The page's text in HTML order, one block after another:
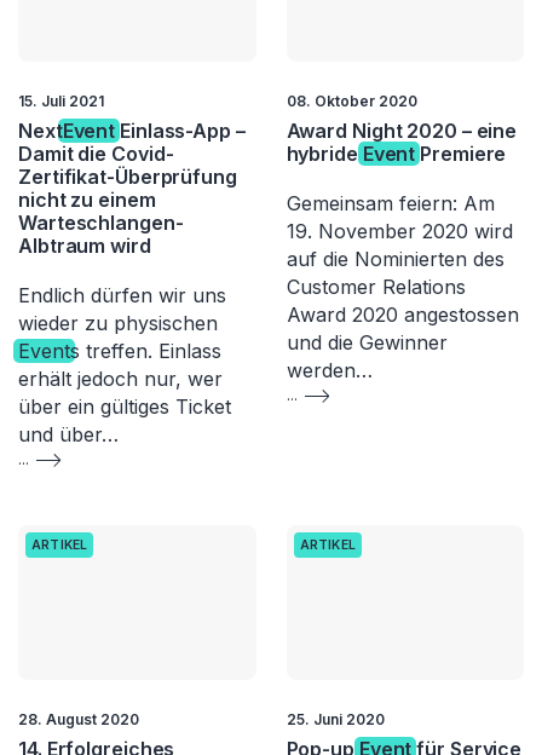
15. Juli 2021
NextEventEinlass-App –
Damit die Covid-
Zertifikat-Überprüfung
nicht zu einem
Warteschlangen-
Albtraum wird
Endlich dürfen wir uns
wieder zu physischen
Events treffen. Einlass
erhält jedoch nur, wer
über ein gültiges Ticket
und über…
...
08. Oktober 2020
Award Night 2020 – eine
hybride EventPremiere
Gemeinsam feiern: Am
19. November 2020 wird
auf die Nominierten des
Customer Relations
Award 2020 angestossen
und die Gewinner
werden…
...
ARTIKEL
28. August 2020
14. Erfolgreiches
ARTIKEL
25. Juni 2020
Pop-up Eventfür Service